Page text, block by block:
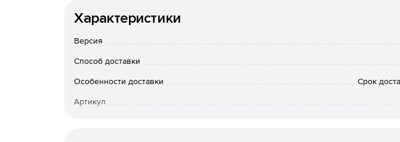
альтернативы использованию электронной почты или EFSS для
Гибкое развертывание. Разные варианты, начиная от MFT-as-a-Service и
Прокси-шлюз DMZ. Ipswitch Gateway хранит конфиденциальные данные,
Характеристики
Версия
Способ доставки
Особенности доставки Срок
Артикул